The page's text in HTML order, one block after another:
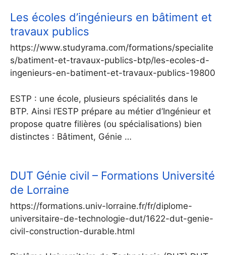
Les écoles d’ingénieurs en bâtiment et
travaux publics
https://www.studyrama.com/formations/specialite
s/batiment-et-travaux-publics-btp/les-ecoles-d-
ingenieurs-en-batiment-et-travaux-publics-19800
ESTP : une école, plusieurs spécialités dans le
BTP. Ainsi l’ESTP prépare au métier d’Ingénieur et
propose quatre filières (ou spécialisations) bien
distinctes : Bâtiment, Génie …
DUT Génie civil – Formations Université
de Lorraine
https://formations.univ-lorraine.fr/fr/diplome-
universitaire-de-technologie-dut/1622-dut-genie-
civil-construction-durable.html